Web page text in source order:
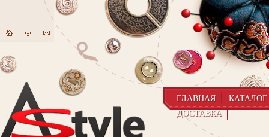
ГЛАВНАЯ
КАТАЛОГ
ДОСТАВКА